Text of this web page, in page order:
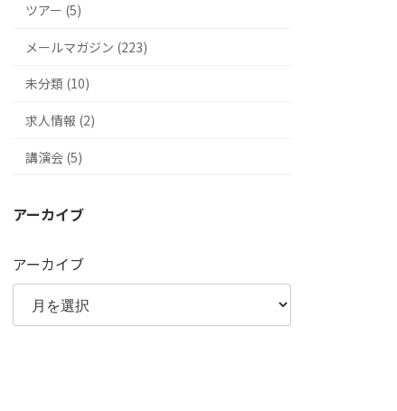
ツアー (5)
メールマガジン (223)
未分類 (10)
求人情報 (2)
講演会 (5)
アーカイブ
アーカイブ